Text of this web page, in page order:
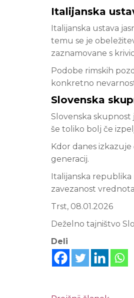
Italijanska
Italijanska ustava
temu se je
zaznamovane s
Podobe rimskih
konkretno
Slovenska
Slovenska skupnost
še toliko bolj če
Kdor danes
generacij.
Italijanska republika
zavezanost
Trst, 08.01.2026
Deželno tajništvo
Deli